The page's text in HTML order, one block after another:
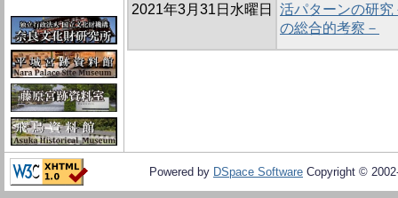
2021年3月31日水曜日
活パターンの研
の総合的考察－
Powered by DSpace Software Copyright ©